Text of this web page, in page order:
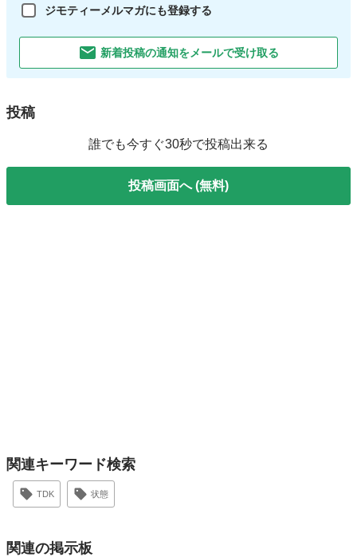
ジモティーメルマガにも登録する
新着投稿の通知をメールで受け取る
投稿
誰でも今すぐ30秒で投稿出来る
投稿画面へ (無料)
関連キーワード検索
TDK 状態
関連の掲示板